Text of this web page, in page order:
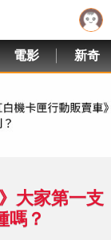
電影 新奇
大家第一支
嗎？